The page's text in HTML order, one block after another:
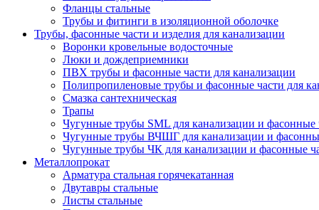
Фланцы стальные
Трубы и фитинги в изоляционной оболочке
Трубы, фасонные части и изделия для канализации
Воронки кровельные водосточные
Люки и дождеприемники
ПВХ трубы и фасонные части для канализации
Полипропиленовые трубы и фасонные части для
Смазка сантехническая
Трапы
Чугунные трубы SML для канализации и фасонные
Чугунные трубы ВЧШГ для канализации и
Чугунные трубы ЧК для канализации и фасонные
Металлопрокат
Арматура стальная горячекатанная
Двутавры стальные
Листы стальные